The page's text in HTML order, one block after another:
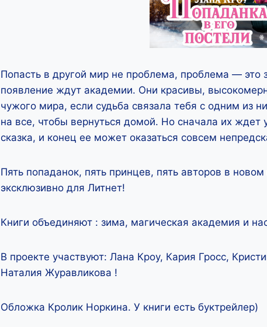
Попасть в другой мир не проблема, проблема — это
появление ждут академии. Они красивы,
чужого мира, если судьба связала тебя с одним из
на все, чтобы вернуться домой. Но сначала их ждет
сказка, и конец ее может оказаться совсем
Пять попаданок, пять принцев, пять авторов в
эксклюзивно для Литнет!
Книги объединяют : зима, магическая академия и
В проекте участвуют: Лана Кроу, Кария Гросс,
Наталия Журавликова !
Обложка Кролик Норкина. У книги есть буктрейлер)